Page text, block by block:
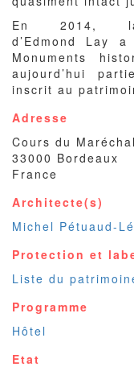
En 2014, la
d’Edmond Lay
Monuments
aujourd’hui
inscrit au
Adresse
Cours du
33000 Bordeaux
France
Architecte(s)
Michel Pétuaud-
Protection et
Liste du
Programme
Hôtel
Etat